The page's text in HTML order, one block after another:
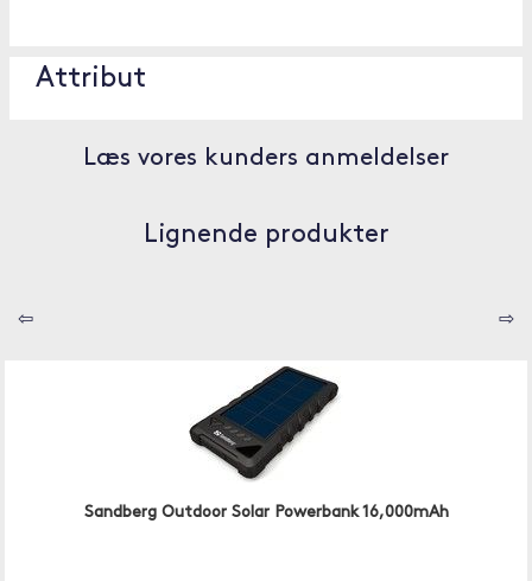
Attribut
Læs vores kunders anmeldelser
Lignende produkter
⇦ ⇨
Sandberg Outdoor Solar Powerbank 16,000mAh